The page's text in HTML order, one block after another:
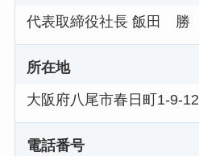
代表取締役社長 飯田 勝
所在地
大阪府八尾市春日町1-9-12
電話番号